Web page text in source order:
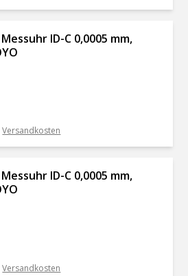
ID-C 0,0005 mm,
Versandkosten
ID-C 0,0005 mm,
Versandkosten